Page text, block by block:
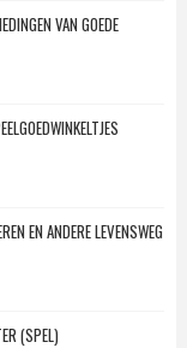
VAN GOEDE
EN ANDERE LEVENSWEG
(SPEL)